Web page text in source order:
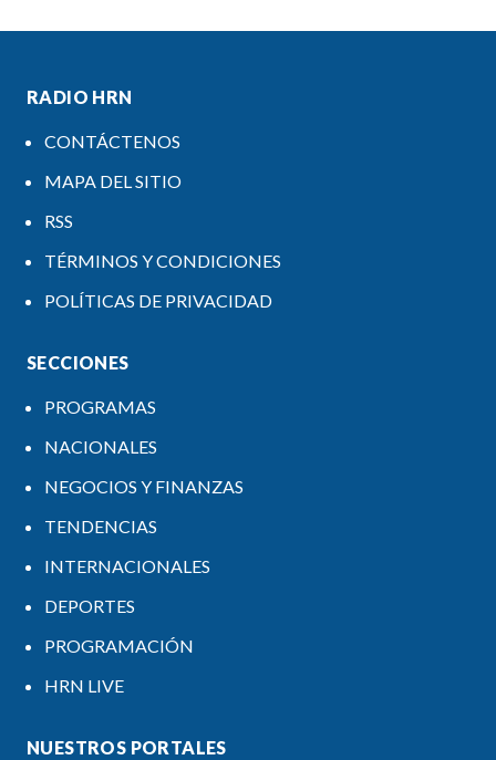
RADIO HRN
CONTÁCTENOS
MAPA DEL SITIO
RSS
TÉRMINOS Y CONDICIONES
POLÍTICAS DE PRIVACIDAD
SECCIONES
PROGRAMAS
NACIONALES
NEGOCIOS Y FINANZAS
TENDENCIAS
INTERNACIONALES
DEPORTES
PROGRAMACIÓN
HRN LIVE
NUESTROS PORTALES